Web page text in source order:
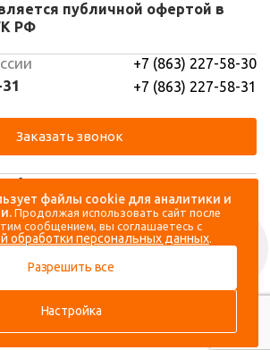
Аккаунт
Вход
Регистрация
публичной офертой в
РФ
+7 (863) 227-58-30
+7 (863) 227-58-31
Заказать звонок
файлы cookie для аналитики и
Продолжая использовать сайт после
сообщением, вы соглашаетесь с
обработки персональных данных.
Разрешить все
Настройка